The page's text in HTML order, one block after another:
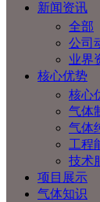
新闻资讯
全部
公司
业界
核心优势
核心
气体
气体
工程
技术
项目展示
气体知识